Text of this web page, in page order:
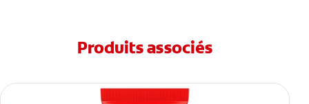
Produits associés